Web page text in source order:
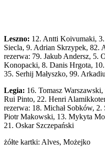
Leszno: 12. Antti Koivumaki,
Siecla, 9. Adrian Skrzypek, 82.
rezerwa: 79. Jakub Andersz, 5.
Konopacki, 8. Danis Hrgota,
35. Serhij Małyszko, 99.
Legia: 16. Tomasz
Rui Pinto, 22. Henri
rezerwa: 18. Michał Sobków,
Piotr Makowski, 13. Mykyta
21. Oskar Szczepański
żółte kartki: Alves, Możejko